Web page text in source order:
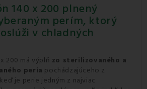
140 x 200 plnený
perím, ktorý
v chladných
200 má výplň zo sterilizovaného a
peria pochádzajúceho z
je perie jedným z najviac